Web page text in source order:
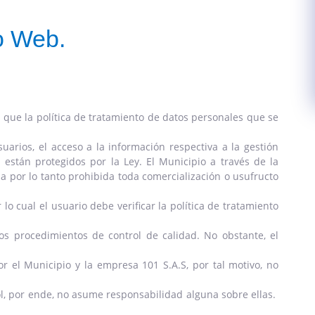
Web.
la política de tratamiento de datos personales que se
el acceso a la información respectiva a la gestión
protegidos por la Ley. El Municipio a través de la
por lo tanto prohibida toda comercialización o usufructo
cual el usuario debe verificar la política de tratamiento
procedimientos de control de calidad. No obstante, el
el Municipio y la empresa 101 S.A.S, por tal motivo, no
por ende, no asume responsabilidad alguna sobre ellas.